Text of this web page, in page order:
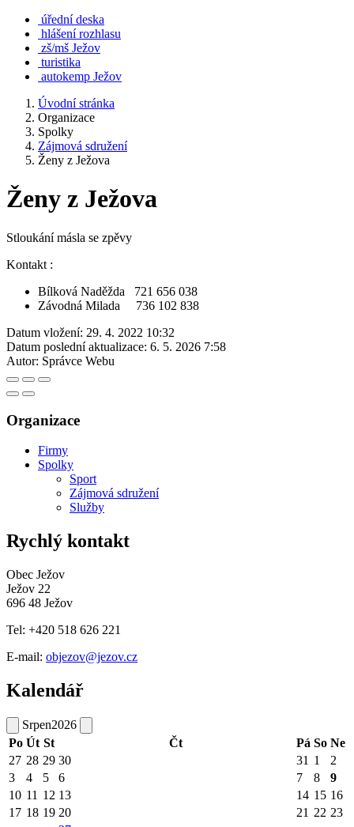
úřední deska
hlášení rozhlasu
zš/mš Ježov
turistika
autokemp Ježov
Úvodní stránka
Organizace
Spolky
Zájmová sdružení
Ženy z Ježova
Ženy z Ježova
Stloukání másla se zpěvy
Kontakt :
Bílková Naděžda 721 656 038
Závodná Milada 736 102 838
Datum vložení: 29. 4. 2022 10:32
Datum poslední aktualizace: 6. 5. 2026 7:58
Autor: Správce Webu
Organizace
Firmy
Spolky
Sport
Zájmová sdružení
Služby
Rychlý kontakt
Obec Ježov
Ježov 22
696 48 Ježov
Tel: +420 518 626 221
E-mail: objezov@jezov.cz
Kalendář
Srpen2026
Po Út St Čt Pá So Ne
27 28 29 30 31 1
2
3
4 5 6 7 8
9
10 11 12 13 14 15 16
17 18 19 20 21 22 23